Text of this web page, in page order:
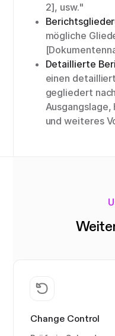
2], usw."
mögliche
Detaillierte
einen
gegliedert
und weiteres
Change Control